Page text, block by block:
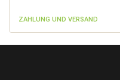
ZAHLUNG UND VERSAND